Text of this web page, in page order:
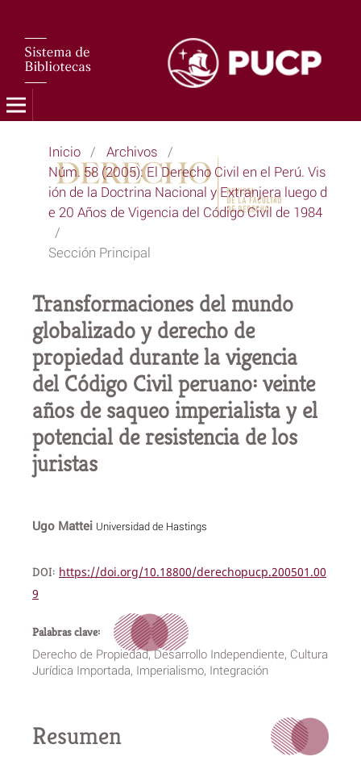
Inicio / Archivos /
Núm. 58 (2005): El Derecho Civil en el Perú. Vis
ión de la Doctrina Nacional y Extranjera luego d
e 20 Años de Vigencia del Código Civil de 1984
/
Sección Principal
Transformaciones del mundo
globalizado y derecho de
propiedad durante la vigencia
del Código Civil peruano: veinte
años de saqueo imperialista y el
potencial de resistencia de los
juristas
Ugo Mattei Universidad de Hastings
DOI: https://doi.org/10.18800/derechopucp.200501.00
9
Palabras clave:
Derecho de Propiedad, Desarrollo Independiente, Cultura
Jurídica Importada, Imperialismo, Integración
Resumen